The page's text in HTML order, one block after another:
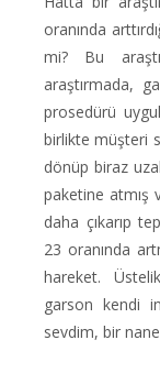
oranında
mi? Bu
araştırmada,
prosedürü
birlikte müşteri
dönüp biraz
paketine atmış
daha çıkarıp
23 oranında
hareket.
garson kendi
sevdim, bir